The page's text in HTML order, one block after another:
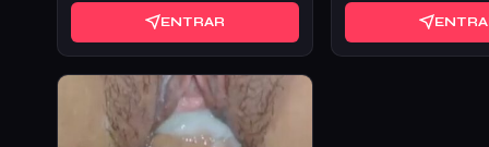
ENTRAR